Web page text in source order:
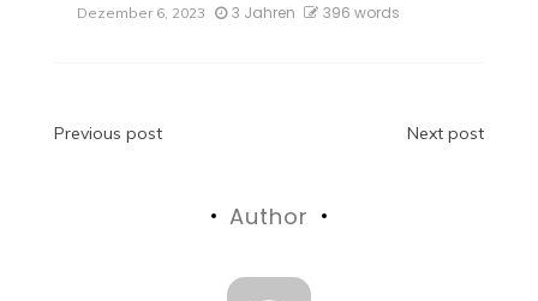
Dezember 6, 2023 3 Jahren 396 words
Beitragsnavigation
Previous post Next post
Author